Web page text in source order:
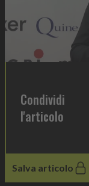
Condividi
l'articolo
Salva articolo